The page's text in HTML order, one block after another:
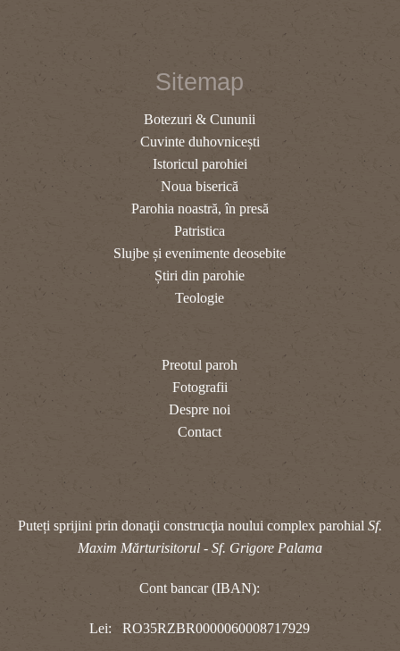
Sitemap
Botezuri & Cununii
Cuvinte duhovnicești
Istoricul parohiei
Noua biserică
Parohia noastră, în presă
Patristica
Slujbe și evenimente deosebite
Știri din parohie
Teologie
Preotul paroh
Fotografii
Despre noi
Contact
Puteți sprijini prin donaţii construcţia noului complex parohial Sf.
Maxim Mărturisitorul - Sf. Grigore Palama
Cont bancar (IBAN):
Lei: RO35RZBR0000060008717929